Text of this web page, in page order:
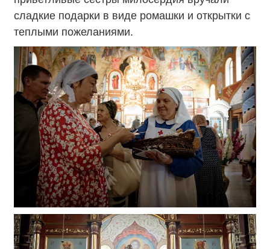
сладкие подарки в виде ромашки и открытки с
теплыми пожеланиями.